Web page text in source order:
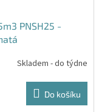
PNSH25 -
Skladem - do týdne
Do košíku